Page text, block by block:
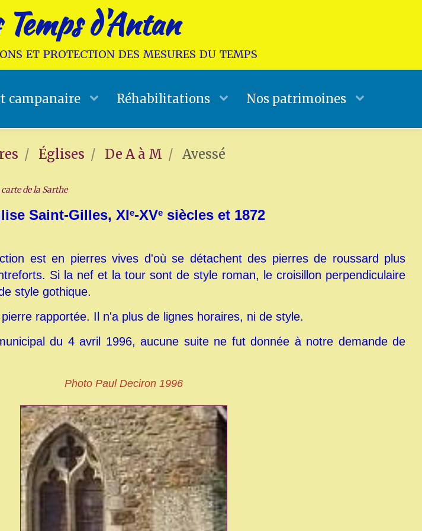
Temps d'Antan
et protection des mesures du temps
campanaire Réhabilitations Nos patrimoines
Églises De A à M Avessé
de la Sarthe
Saint-Gilles, XIe-XVesiècles et 1872
est en pierres vives d'où se détachent des pierres de roussard plus
Si la nef et la tour sont de style roman, le croisillon perpendiculaire
style gothique.
rapportée. Il n'a plus de lignes horaires, ni de style.
du 4 avril 1996, aucune suite ne fut donnée à notre demande de
Photo Paul Deciron 1996